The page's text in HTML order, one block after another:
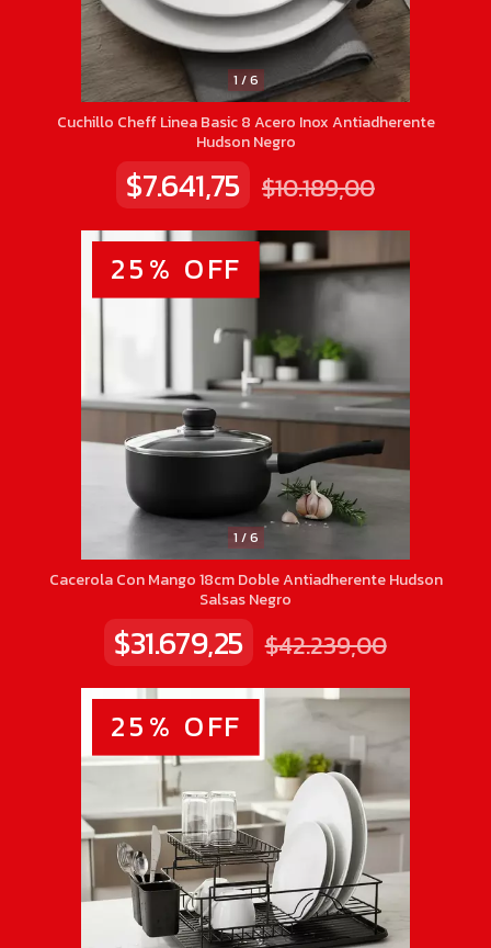
1 /6
Cuchillo Cheff Linea Basic 8 Acero Inox Antiadherente
Hudson Negro
$7.641,75 $10.189,00
1 /6
25% OFF
Cacerola Con Mango 18cm Doble Antiadherente Hudson
Salsas Negro
$31.679,25 $42.239,00
25% OFF